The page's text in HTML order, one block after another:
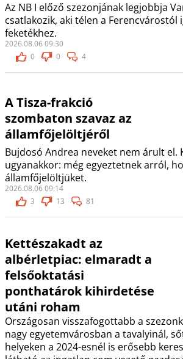
Az NB I előző szezonjának legjobbja
csatlakozik, aki télen a Ferencvárostól
feketékhez.
2026.08.06 09:30
0
0 4
A Tisza-frakció
szombaton szavaz az
államfőjelöltjéről
Bujdosó Andrea neveket nem árult el.
ugyanakkor: még egyeztetnek arról,
államfőjelöltjüket.
2026.08.06 09:14
3
13 81
Kettészakadt az
albérletpiac: elmaradt a
felsőoktatási
ponthatárok kihirdetése
utáni roham
Országosan visszafogottabb a
nagy egyetemvárosban a tavalyinál,
helyeken a 2024-esnél is erősebb